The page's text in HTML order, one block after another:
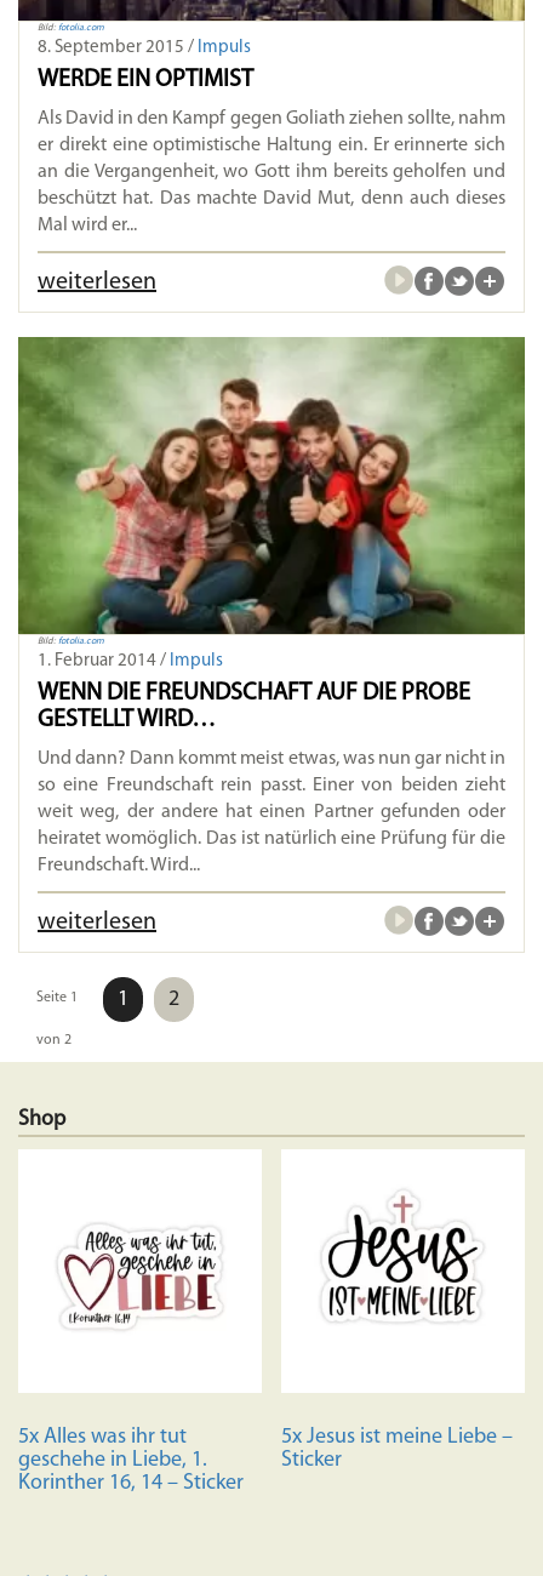
Bild: fotolia.com
8. September 2015 / Impuls
WERDE EIN OPTIMIST
Als David in den Kampf gegen Goliath ziehen sollte, nahm
er direkt eine optimistische Haltung ein. Er erinnerte sich
an die Vergangenheit, wo Gott ihm bereits geholfen und
beschützt hat. Das machte David Mut, denn auch dieses
Mal wird er...
weiterlesen
Bild: fotolia.com
1. Februar 2014 / Impuls
WENN DIE FREUNDSCHAFT AUF DIE PROBE
GESTELLT WIRD…
Und dann? Dann kommt meist etwas, was nun gar nicht in
so eine Freundschaft rein passt. Einer von beiden zieht
weit weg, der andere hat einen Partner gefunden oder
heiratet womöglich. Das ist natürlich eine Prüfung für die
Freundschaft. Wird...
weiterlesen
Seite 1
von 2
1 2
Shop
5x Alles was ihr tut
geschehe in Liebe, 1.
Korinther 16, 14 – Sticker
5x Jesus ist meine Liebe –
Sticker